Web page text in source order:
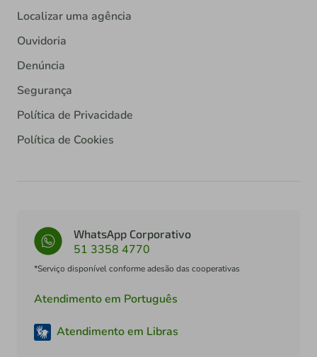
Localizar uma agência
Ouvidoria
Denúncia
Segurança
Política de Privacidade
Política de Cookies
WhatsApp Corporativo
51 3358 4770
*Serviço disponível conforme adesão das cooperativas
Atendimento em Português
Atendimento em Libras